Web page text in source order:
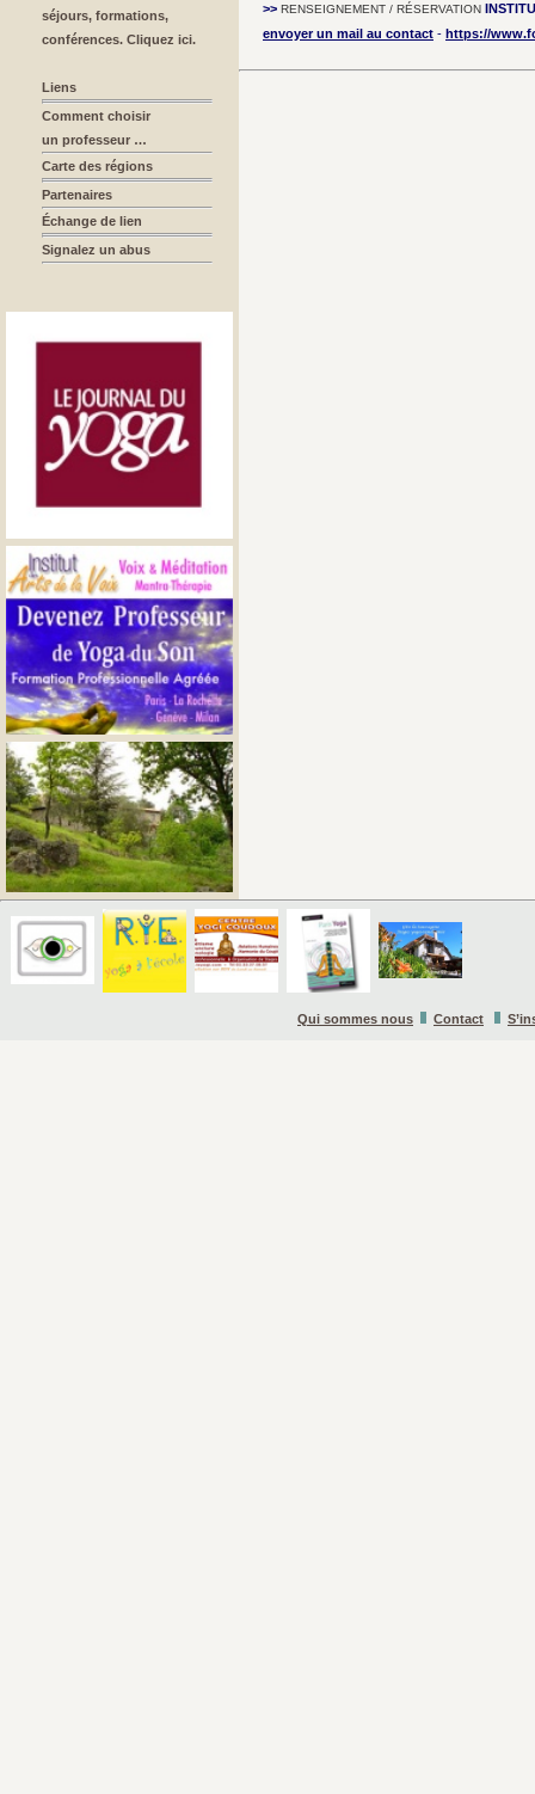
séjours, formations,
conférences. Cliquez ici.
Liens
Comment choisir
un professeur …
Carte des régions
Partenaires
Échange de lien
Signalez un abus
>> RENSEIGNEMENT / RÉSERVATION
envoyer un mail au contact - https://
Qui sommes nous Contact